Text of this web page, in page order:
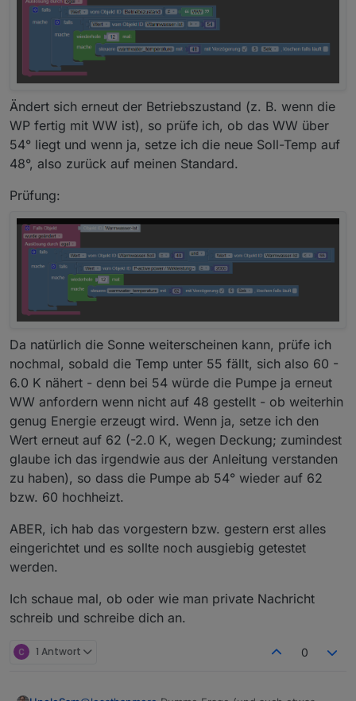
Ändert sich erneut der Betriebszustand (z. B. wenn die
WP fertig mit WW ist), so prüfe ich, ob das WW über
54° liegt und wenn ja, setze ich die neue Soll-Temp auf
48°, also zurück auf meinen Standard.
Prüfung:
Da natürlich die Sonne weiterscheinen kann, prüfe ich
nochmal, sobald die Temp unter 55 fällt, sich also 60 -
6.0 K nähert - denn bei 54 würde die Pumpe ja erneut
WW anfordern wenn nicht auf 48 gestellt - ob weiterhin
genug Energie erzeugt wird. Wenn ja, setze ich den
Wert erneut auf 62 (-2.0 K, wegen Deckung; zumindest
glaube ich das irgendwie aus der Anleitung verstanden
zu haben), so dass die Pumpe ab 54° wieder auf 62
bzw. 60 hochheizt.
ABER, ich hab das vorgestern bzw. gestern erst alles
eingerichtet und es sollte noch ausgiebig getestet
werden.
Ich schaue mal, ob oder wie man private Nachricht
schreib und schreibe dich an.
1 Antwort 0